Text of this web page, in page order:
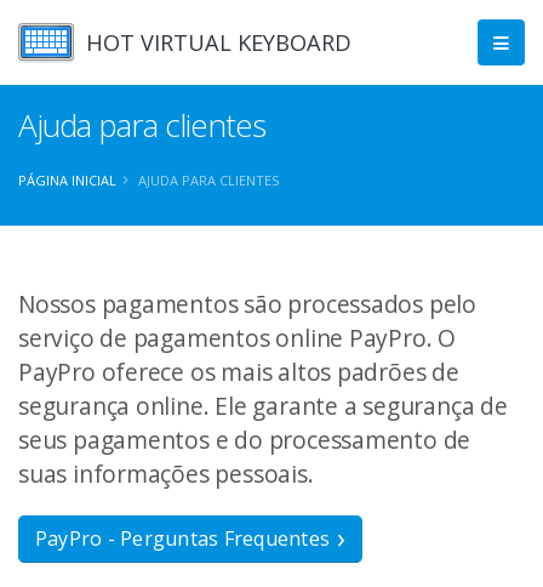
HOT VIRTUAL KEYBOARD
Ajuda para clientes
PÁGINA INICIAL AJUDA PARA CLIENTES
Nossos pagamentos são processados pelo
serviço de pagamentos online PayPro. O
PayPro oferece os mais altos padrões de
segurança online. Ele garante a segurança de
seus pagamentos e do processamento de
suas informações pessoais.
PayPro - Perguntas Frequentes